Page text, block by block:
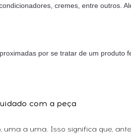
cremes, entre outros.
por se tratar de um produto
com a peça
a uma. Isso significa que,